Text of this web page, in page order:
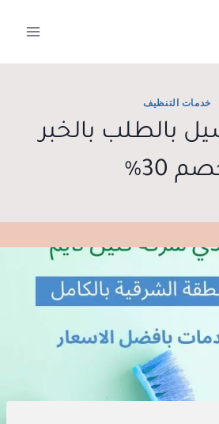
خدمات التنظيف
بالطلب بالخبر
30%